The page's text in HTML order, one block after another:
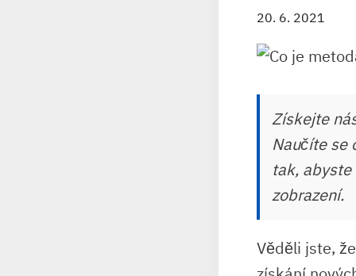
20. 6. 2021
Získejte
Naučíte se
tak,
zobrazení.
Věděli jste,